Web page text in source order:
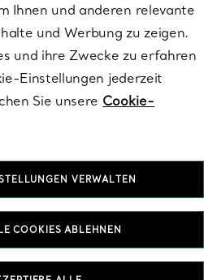
2026
Ihnen und anderen relevante
und Werbung zu zeigen.
und ihre Zwecke zu erfahren
Einstellungen jederzeit
Sie unsere Cookie-
VERWALTEN
COOKIES ABLEHNEN